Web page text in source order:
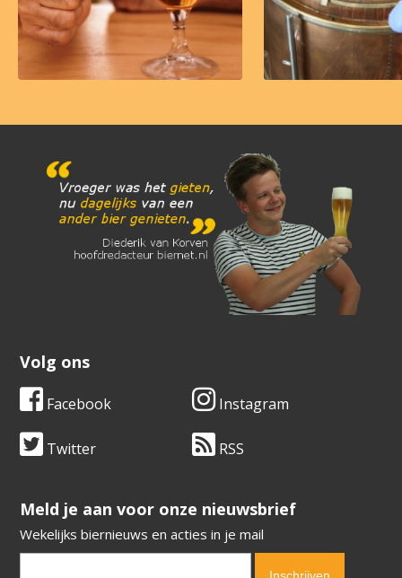
Volg ons
Facebook Instagram
Twitter RSS
​​​​​​​Meld je aan voor onze nieuwsbrief
Wekelijks biernieuws en acties in je mail